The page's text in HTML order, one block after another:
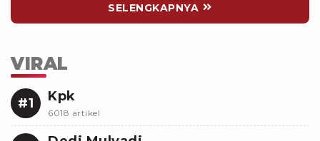
SELENGKAPNYA
VIRAL
#1 Kpk
6018 artikel